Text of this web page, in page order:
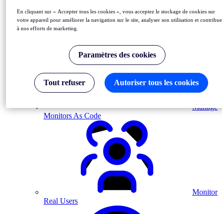
Automate Monitoring in CI/CD
Manage
Monitors As Code
Monitor
Real Users
En cliquant sur « Accepter tous les cookies », vous acceptez le stockage de cookies sur
votre appareil pour améliorer la navigation sur le site, analyser son utilisation et
à nos efforts de marketing.
Paramètres des cookies
Tout refuser Autoriser tous les cookies